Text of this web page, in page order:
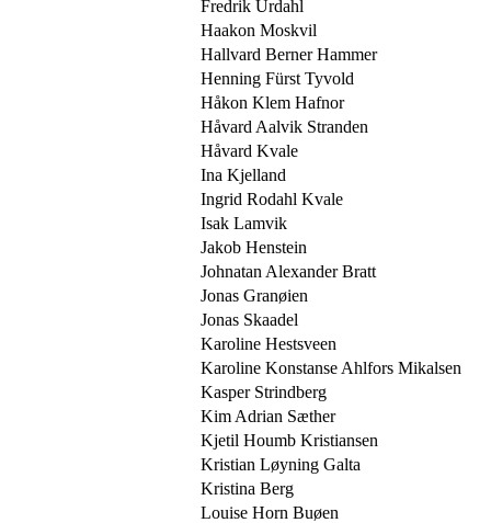
Fredrik Urdahl
Haakon Moskvil
Hallvard Berner Hammer
Henning Fürst Tyvold
Håkon Klem Hafnor
Håvard Aalvik Stranden
Håvard Kvale
Ina Kjelland
Ingrid Rodahl Kvale
Isak Lamvik
Jakob Henstein
Johnatan Alexander Bratt
Jonas Granøien
Jonas Skaadel
Karoline Hestsveen
Karoline Konstanse Ahlfors Mikalsen
Kasper Strindberg
Kim Adrian Sæther
Kjetil Houmb Kristiansen
Kristian Løyning Galta
Kristina Berg
Louise Horn Buøen